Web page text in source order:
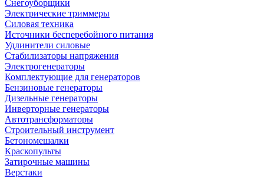
Снегоуборщики
Электрические триммеры
Силовая техника
Источники бесперебойного питания
Удлинители силовые
Стабилизаторы напряжения
Электрогенераторы
Комплектующие для генераторов
Бензиновые генераторы
Дизельные генераторы
Инверторные генераторы
Автотрансформаторы
Строительный инструмент
Бетономешалки
Краскопульты
Затирочные машины
Верстаки